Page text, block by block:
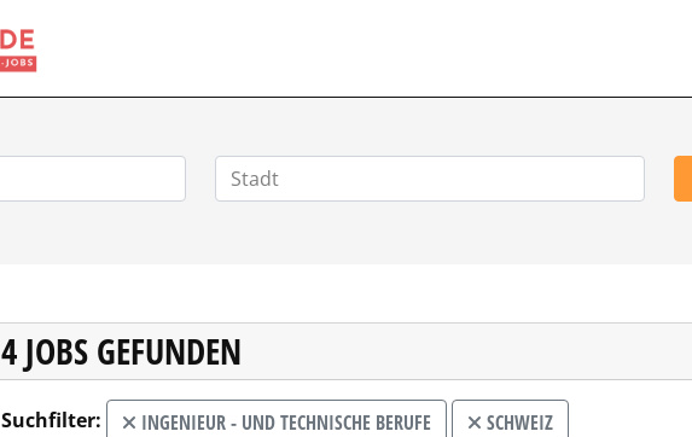
4 JOBS GEFUNDEN
Suchfilter: INGENIEUR - UND TECHNISCHE BERUFE SCHWEIZ